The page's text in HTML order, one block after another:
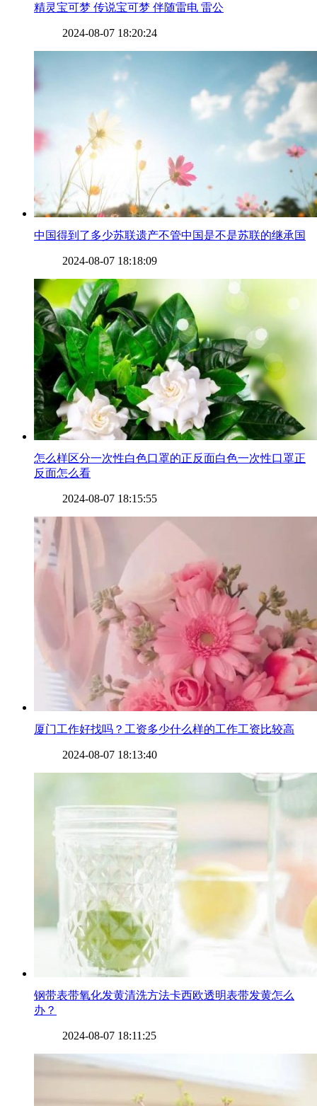
​精灵宝可梦 传说宝可梦 伴随雷电 雷公
2024-08-07 18:20:24
​中国得到了多少苏联遗产不管中国是不是苏联的继承国
2024-08-07 18:18:09
​怎么样区分一次性白色口罩的正反面白色一次性口罩正
反面怎么看
2024-08-07 18:15:55
​厦门工作好找吗？工资多少什么样的工作工资比较高
2024-08-07 18:13:40
​钢带表带氧化发黄清洗方法卡西欧透明表带发黄怎么
办？
2024-08-07 18:11:25